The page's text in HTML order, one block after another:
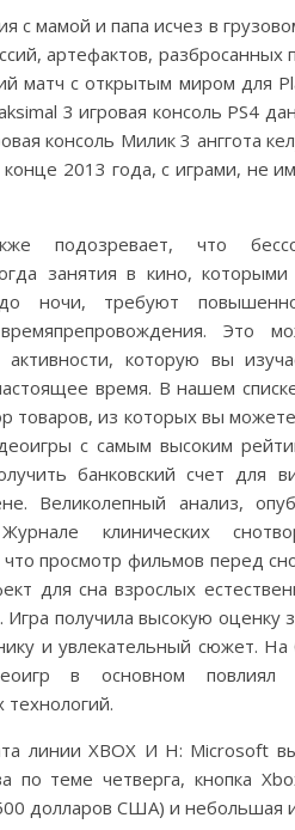
с мамой и папа исчез в
артефактов, разбросанных
матч с открытым миром для
3 игровая консоль PS4
консоль Милик 3 анггота
2013 года, с играми, не
подозревает, что
занятия в кино,
ночи, требуют
Это
активности, которую вы
время. В нашем
товаров, из которых вы
с самым высоким
банковский счет для
Великолепный анализ,
клинических
что просмотр фильмов перед
для сна взрослых
Игра получила высокую оценку
и увлекательный сюжет.
в основном повлиял
линии XBOX И H: Microsoft
по теме четверга, кнопка
долларов США) и небольшая